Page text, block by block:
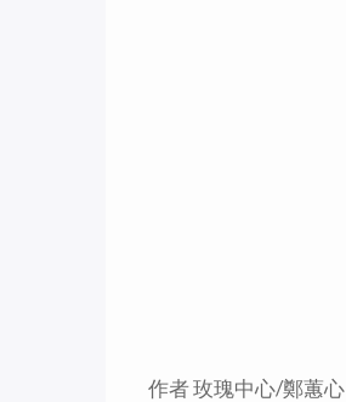
作者 玫瑰中心/鄭蕙心